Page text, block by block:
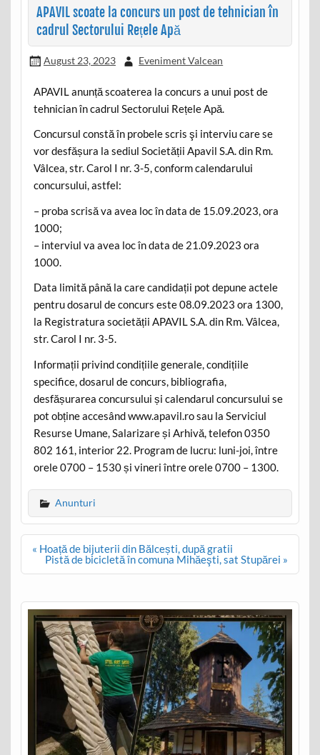
APAVIL scoate la concurs un post de tehnician în
cadrul Sectorului Rețele Apă
August 23, 2023 Eveniment Valcean
APAVIL anunță scoaterea la concurs a unui post de
tehnician în cadrul Sectorului Rețele Apă.
Concursul constă în probele scris şi interviu care se
vor desfășura la sediul Societății Apavil S.A. din Rm.
Vâlcea, str. Carol I nr. 3-5, conform calendarului
concursului, astfel:
– proba scrisă va avea loc în data de 15.09.2023, ora
1000;
– interviul va avea loc în data de 21.09.2023 ora
1000.
Data limită până la care candidații pot depune actele
pentru dosarul de concurs este 08.09.2023 ora 1300,
la Registratura societății APAVIL S.A. din Rm. Vâlcea,
str. Carol I nr. 3-5.
Informații privind condițiile generale, condițiile
specifice, dosarul de concurs, bibliografia,
desfășurarea concursului și calendarul concursului se
pot obține accesând www.apavil.ro sau la Serviciul
Resurse Umane, Salarizare și Arhivă, telefon 0350
802 161, interior 22. Program de lucru: luni-joi, între
orele 0700 – 1530 și vineri între orele 0700 – 1300.
Anunturi
Post
navigation
« Hoață de bijuterii din Bălcești, după gratii
Pistă de bicicletă în comuna Mihăeşti, sat Stupărei »